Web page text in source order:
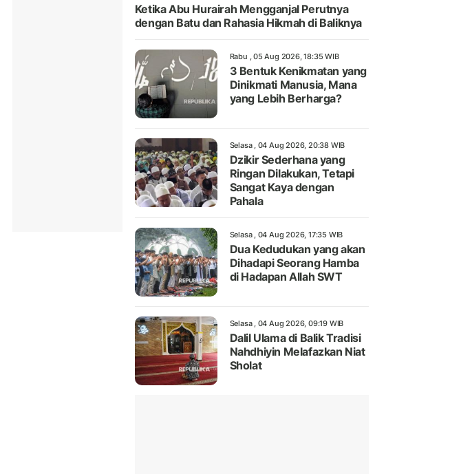
Ketika Abu Hurairah Mengganjal Perutnya
dengan Batu dan Rahasia Hikmah di Baliknya
Rabu , 05 Aug 2026, 18:35 WIB
3 Bentuk Kenikmatan yang
Dinikmati Manusia, Mana
yang Lebih Berharga?
Selasa , 04 Aug 2026, 20:38 WIB
Dzikir Sederhana yang
Ringan Dilakukan, Tetapi
Sangat Kaya dengan
Pahala
Selasa , 04 Aug 2026, 17:35 WIB
Dua Kedudukan yang akan
Dihadapi Seorang Hamba
di Hadapan Allah SWT
Selasa , 04 Aug 2026, 09:19 WIB
Dalil Ulama di Balik Tradisi
Nahdhiyin Melafazkan Niat
Sholat